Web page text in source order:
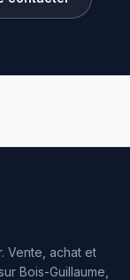
. Vente, achat et
Bois-Guillaume,